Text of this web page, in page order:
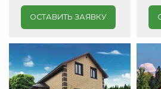
ОСТАВИТЬ ЗАЯВКУ